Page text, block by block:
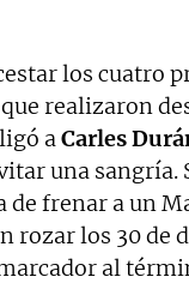
los cuatro
realizaron
aCarles
una sangría.
de frenar a un
rozar los 30 de
al